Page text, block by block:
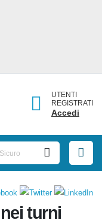
UTENTI
REGISTRATI
Accedi